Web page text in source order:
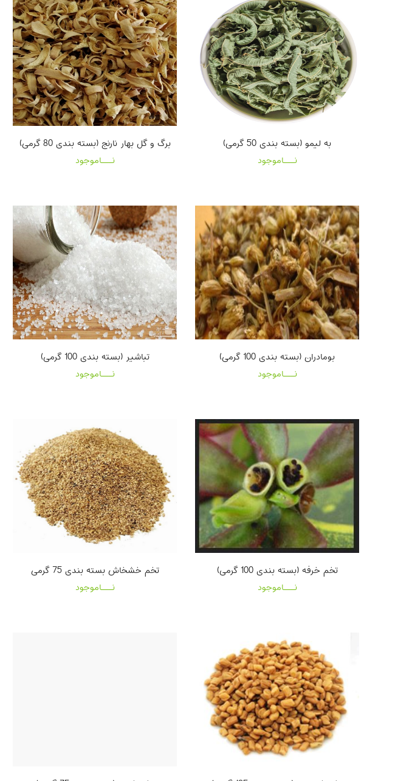
به لیمو (بسته بندی 50 گرمی)
نـــاموجود
برگ و گل بهار نارنج (بسته بندی 80 گرمی)
نـــاموجود
بومادران (بسته بندی 100 گرمی)
نـــاموجود
تباشیر (بسته بندی 100 گرمی)
نـــاموجود
تخم خرفه (بسته بندی 100 گرمی)
نـــاموجود
تخم خشخاش بسته بندی 75 گرمی
نـــاموجود